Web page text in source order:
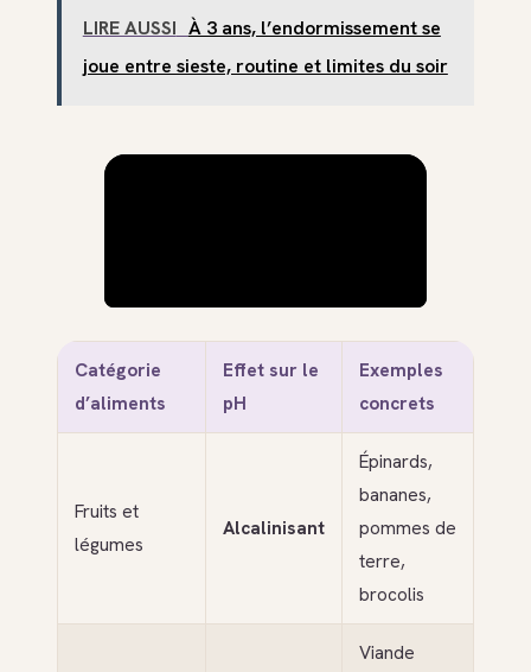
LIRE AUSSI À 3 ans, l’endormissement se
joue entre sieste, routine et limites du soir
Catégorie
d’aliments
Effet sur le
pH
Exemples
concrets
Fruits et
légumes
Alcalinisant
Épinards,
bananes,
pommes de
terre,
brocolis
Viande